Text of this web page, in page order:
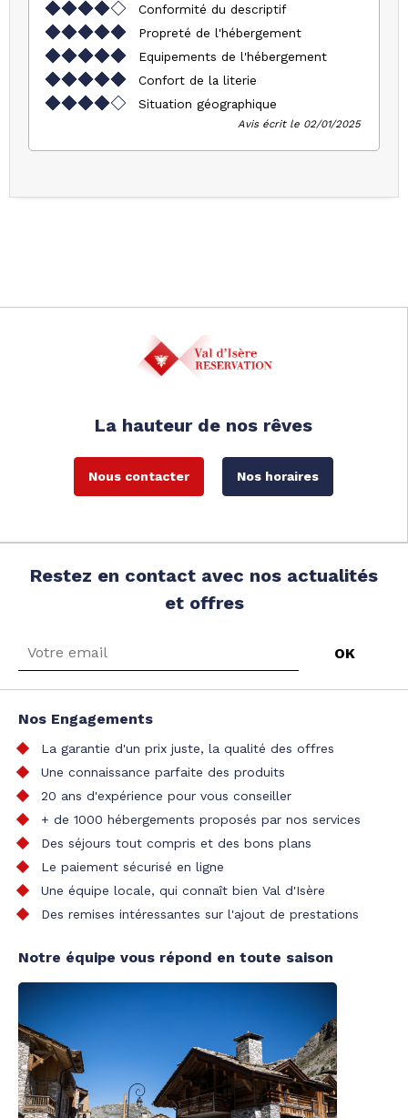
Conformité du descriptif
Propreté de l'hébergement
Equipements de l'hébergement
Confort de la literie
Situation géographique
Avis écrit le 02/01/2025
La hauteur de nos rêves
Nous contacter Nos horaires
Restez en contact avec nos actualités
et offres
Nos Engagements
La garantie d'un prix juste, la qualité des offres
Une connaissance parfaite des produits
20 ans d'expérience pour vous conseiller
+ de 1000 hébergements proposés par nos services
Des séjours tout compris et des bons plans
Le paiement sécurisé en ligne
Une équipe locale, qui connaît bien Val d'Isère
Des remises intéressantes sur l'ajout de prestations
Notre équipe vous répond en toute saison